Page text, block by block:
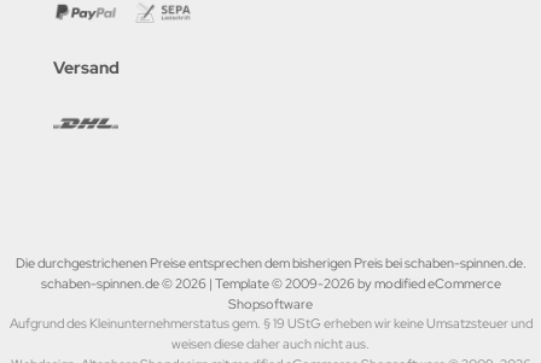
Versand
Die durchgestrichenen Preise entsprechen dem bisherigen Preis bei schaben-spinnen.de.
schaben-spinnen.de © 2026 | Template © 2009-2026 by modified eCommerce
Shopsoftware
Aufgrund des Kleinunternehmerstatus gem. § 19 UStG erheben wir keine Umsatzsteuer und
weisen diese daher auch nicht aus.